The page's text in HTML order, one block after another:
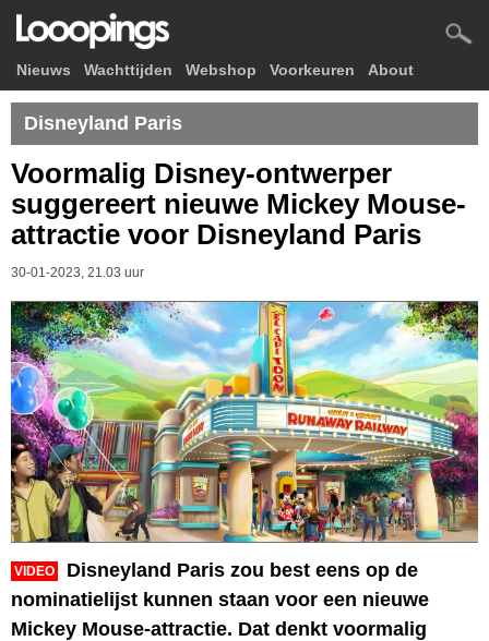
Nieuws Wachttijden Webshop Voorkeuren About
Disneyland Paris
Voormalig Disney-ontwerper
suggereert nieuwe Mickey Mouse-
attractie voor Disneyland Paris
30-01-2023, 21.03 uur
VIDEO
Disneyland Paris zou best eens op de
nominatielijst kunnen staan voor een nieuwe
Mickey Mouse-attractie. Dat denkt voormalig